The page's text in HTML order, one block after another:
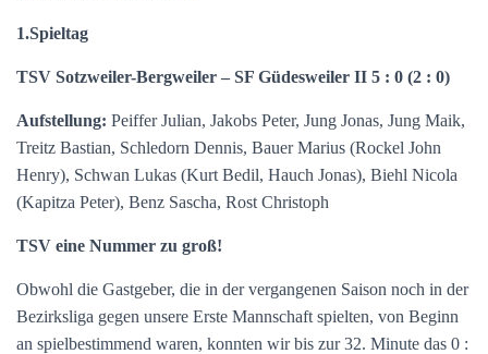
T
N
1.Spieltag
TSV Sotzweiler-Bergweiler – SF Güdesweiler II 5 : 0 (2 : 0)
Aufstellung: Peiffer Julian, Jakobs Peter, Jung Jonas, Jung Maik,
Treitz Bastian, Schledorn Dennis, Bauer Marius (Rockel John
Henry), Schwan Lukas (Kurt Bedil, Hauch Jonas), Biehl Nicola
(Kapitza Peter), Benz Sascha, Rost Christoph
TSV eine Nummer zu groß!
Obwohl die Gastgeber, die in der vergangenen Saison noch in der
Bezirksliga gegen unsere Erste Mannschaft spielten, von Beginn
an spielbestimmend waren, konnten wir bis zur 32. Minute das 0 :